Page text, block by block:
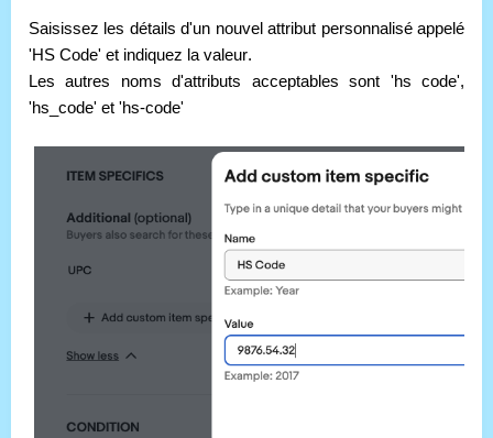
Saisissez les détails d'un nouvel attribut personnalisé appelé
'HS Code' et indiquez la valeur.
Les autres noms d'attributs acceptables sont 'hs code',
'hs_code' et 'hs-code'